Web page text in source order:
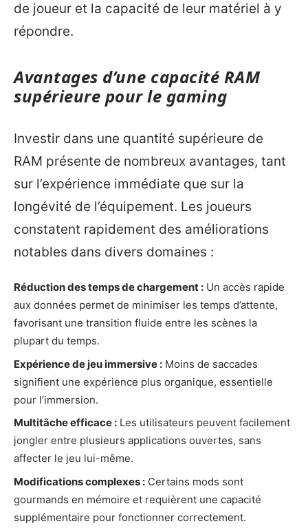
de joueur et la capacité de leur matériel à y
répondre.
Avantages d’une capacité RAM
supérieure pour le gaming
Investir dans une quantité supérieure de
RAM présente de nombreux avantages, tant
sur l’expérience immédiate que sur la
longévité de l’équipement. Les joueurs
constatent rapidement des améliorations
notables dans divers domaines :
Réduction des temps de chargement : Un accès rapide
aux données permet de minimiser les temps d’attente,
favorisant une transition fluide entre les scènes la
plupart du temps.
Expérience de jeu immersive : Moins de saccades
signifient une expérience plus organique, essentielle
pour l’immersion.
Multitâche efficace : Les utilisateurs peuvent facilement
jongler entre plusieurs applications ouvertes, sans
affecter le jeu lui-même.
Modifications complexes : Certains mods sont
gourmands en mémoire et requièrent une capacité
supplémentaire pour fonctionner correctement.